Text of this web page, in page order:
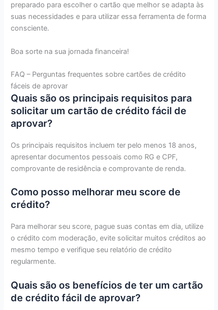
preparado para escolher o cartão que melhor se adapta às
suas necessidades e para utilizar essa ferramenta de forma
consciente.
Boa sorte na sua jornada financeira!
FAQ – Perguntas frequentes sobre cartões de crédito
fáceis de aprovar
Quais são os principais requisitos para
solicitar um cartão de crédito fácil de
aprovar?
Os principais requisitos incluem ter pelo menos 18 anos,
apresentar documentos pessoais como RG e CPF,
comprovante de residência e comprovante de renda.
Como posso melhorar meu score de
crédito?
Para melhorar seu score, pague suas contas em dia, utilize
o crédito com moderação, evite solicitar muitos créditos ao
mesmo tempo e verifique seu relatório de crédito
regularmente.
Quais são os benefícios de ter um cartão
de crédito fácil de aprovar?